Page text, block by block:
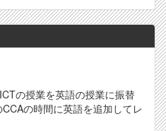
の授業を英語の授業に振替
の時間に英語を追加してレ